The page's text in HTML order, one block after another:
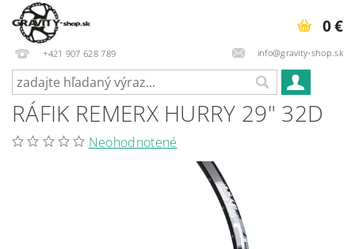
+421 907 628 789 info@gravity-shop.sk
0 €
RÁFIK REMERX HURRY 29" 32D
Neohodnotené